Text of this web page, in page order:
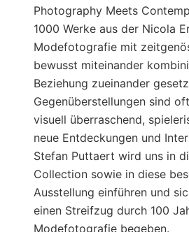
Photography Meets
1000 Werke aus der Nicola
Modefotografie mit
bewusst miteinander
Beziehung zueinander
Gegenüberstellungen sind
visuell überraschend,
neue Entdeckungen und
Stefan Puttaert wird uns in
Collection sowie in diese
Ausstellung einführen und
einen Streifzug durch 100
Modefotografie begeben.